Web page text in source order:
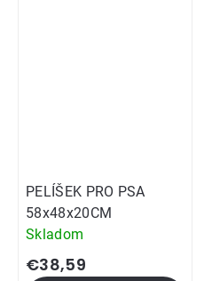
PELÍŠEK PRO PSA
58x48x20CM
Skladom
€38,59